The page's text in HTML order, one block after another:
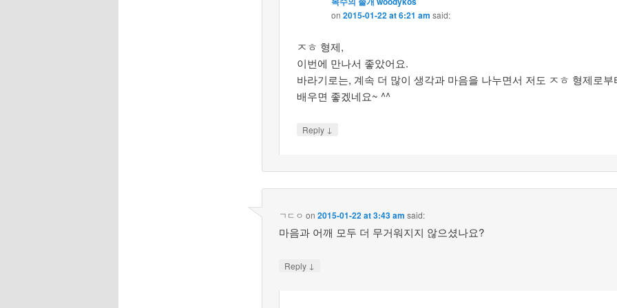
on 2015-01-22 at 6:21 am said:
ㅈㅎ 형제,
이번에 만나서 좋았어요.
바라기로는, 계속 더 많이 생각과 마음을 나누면서 저도 ㅈㅎ 형제로부
배우면 좋겠네요~ ^^
Reply ↓
ㄱㄷㅇ on2015-01-22 at 3:43 am said:
마음과 어깨 모두 더 무거워지지 않으셨나요?
Reply ↓